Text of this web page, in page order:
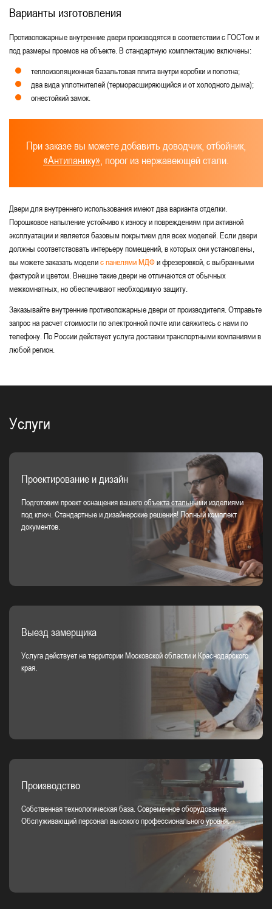
Варианты изготовления
Противопожарные внутренние двери производятся в соответствии с ГОСТом и
под размеры проемов на объекте. В стандартную комплектацию включены:
теплоизоляционная базальтовая плита внутри коробки и полотна;
два вида уплотнителей (терморасширяющийся и от холодного дыма);
огнестойкий замок.
При заказе вы можете добавить доводчик, отбойник,
«Антипанику», порог из нержавеющей стали.
Двери для внутреннего использования имеют два варианта отделки.
Порошковое напыление устойчиво к износу и повреждениям при активной
эксплуатации и является базовым покрытием для всех моделей. Если двери
должны соответствовать интерьеру помещений, в которых они установлены,
вы можете заказать моделис панелями МДФи фрезеровкой, с выбранными
фактурой и цветом. Внешне такие двери не отличаются от обычных
межкомнатных, но обеспечивают необходимую защиту.
Заказывайте внутренние противопожарные двери от производителя. Отправьте
запрос на расчет стоимости по электронной почте или свяжитесь с нами по
телефону. По России действует услуга доставки транспортными компаниями в
любой регион.
Услуги
Проектирование и дизайн
Подготовим проект оснащения вашего объекта стальными изделиями
под ключ. Стандартные и дизайнерские решения! Полный комплект
документов.
Выезд замерщика
Услуга действует на территории Московской области и Краснодарского
края.
Производство
Собственная технологическая база. Современное оборудование.
Обслуживающий персонал высокого профессионального уровня.